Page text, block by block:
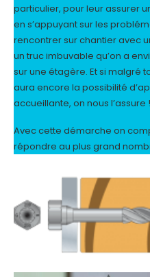
particulier, pour leur assurer
en s’appuyant sur les
rencontrer sur chantier avec
un truc imbuvable qu’on a
sur une étagère. Et si malgré
aura encore la possibilité
accueillante, on nous l’assure
Avec cette démarche on
répondre au plus grand